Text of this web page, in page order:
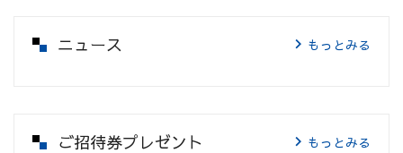
ニュース もっとみる
ご招待券プレゼント もっとみる